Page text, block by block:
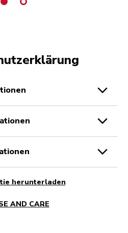
herunterladen
AND CARE